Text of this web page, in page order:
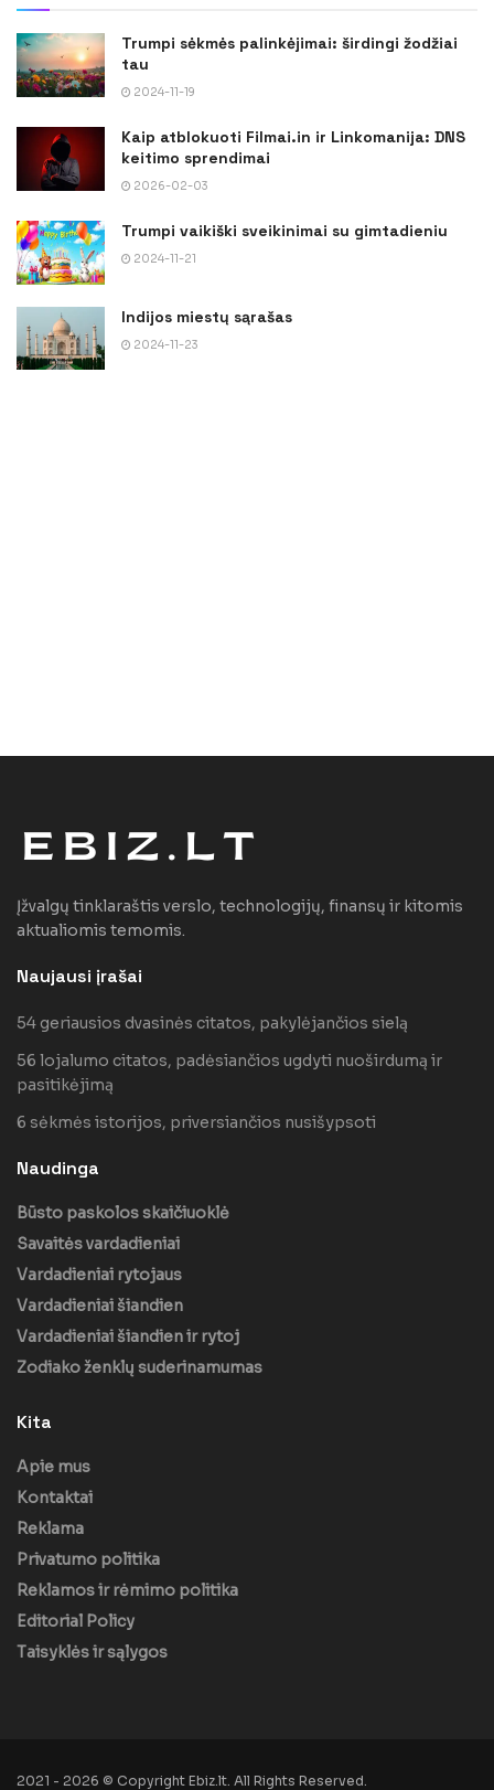
Trumpi sėkmės palinkėjimai: širdingi žodžiai
tau
2024-11-19
Kaip atblokuoti Filmai.in ir Linkomanija: DNS
keitimo sprendimai
2026-02-03
Trumpi vaikiški sveikinimai su gimtadieniu
2024-11-21
Indijos miestų sąrašas
2024-11-23
Įžvalgų tinklaraštis verslo, technologijų, finansų ir kitomis
aktualiomis temomis.
Naujausi įrašai
54 geriausios dvasinės citatos, pakylėjančios sielą
56 lojalumo citatos, padėsiančios ugdyti nuoširdumą ir
pasitikėjimą
6 sėkmės istorijos, priversiančios nusišypsoti
Naudinga
Būsto paskolos skaičiuoklė
Savaitės vardadieniai
Vardadieniai rytojaus
Vardadieniai šiandien
Vardadieniai šiandien ir rytoj
Zodiako ženklų suderinamumas
Kita
Apie mus
Kontaktai
Reklama
Privatumo politika
Reklamos ir rėmimo politika
Editorial Policy
Taisyklės ir sąlygos
2021 - 2026 © Copyright Ebiz.lt. All Rights Reserved.